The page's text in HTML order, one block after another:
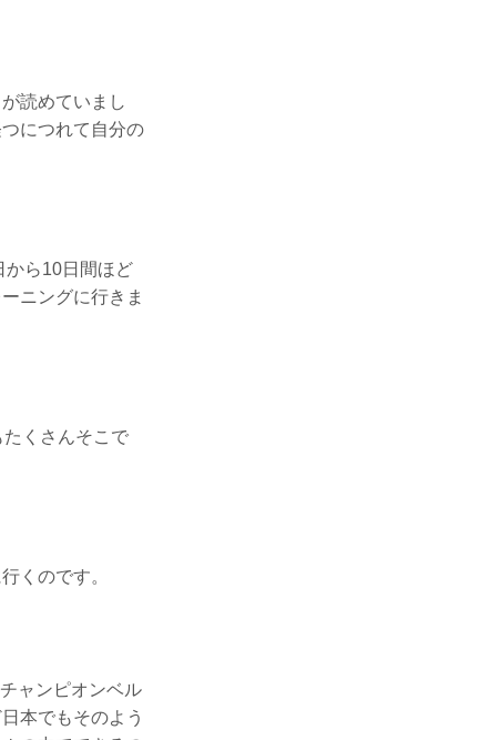
読めていまし
につれて自分の
から10日間ほど
ニングに行きま
くさんそこで
くのです。
ャンピオンベル
本でもそのよう